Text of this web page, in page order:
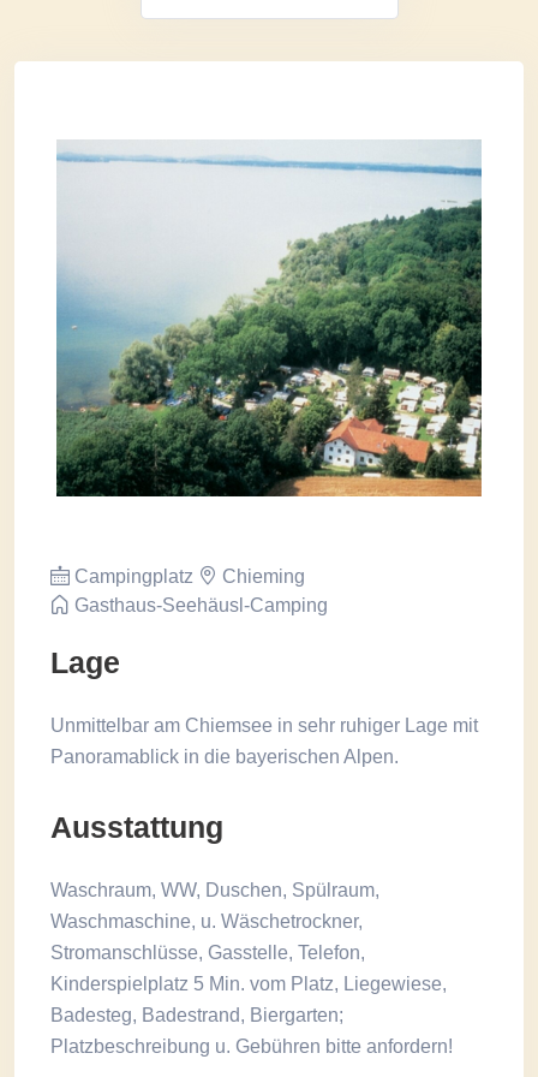
Campingplatz
Chieming
Gasthaus-Seehäusl-Camping
Lage
Unmittelbar am Chiemsee in sehr ruhiger Lage mit
Panoramablick in die bayerischen Alpen.
Ausstattung
Waschraum, WW, Duschen, Spülraum,
Waschmaschine, u. Wäschetrockner,
Stromanschlüsse, Gasstelle, Telefon,
Kinderspielplatz 5 Min. vom Platz, Liegewiese,
Badesteg, Badestrand, Biergarten;
Platzbeschreibung u. Gebühren bitte anfordern!